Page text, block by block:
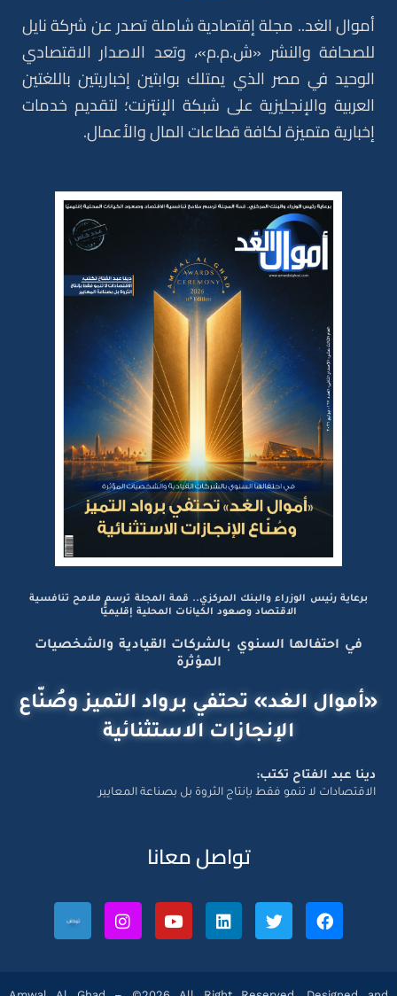
أموال الغد.. مجلة إقتصادية شاملة تصدر عن شركة نايل
للصحافة والنشر «ش.م.م»، وتعد الاصدار الاقتصادي
الوحيد في مصر الذي يمتلك بوابتين إخباريتين باللغتين
العربية والإنجليزية على شبكة الإنترنت؛ لتقديم خدمات
إخبارية متميزة لكافة قطاعات المال والأعمال.
برعاية رئيس الوزراء والبنك المركزي.. قمة المجلة ترسم ملامح تنافسية
الاقتصاد وصعود الكيانات المحلية إقليميًّا
في احتفالها السنوي بالشركات القيادية والشخصيات
المؤثرة
«أموال الغد» تحتفي برواد التميز وصُنّاع
الإنجازات الاستثنائية
دينا عبد الفتاح تكتب:
الاقتصادات لا تنمو فقط بإنتاج الثروة بل بصناعة المعايير
تواصل معانا